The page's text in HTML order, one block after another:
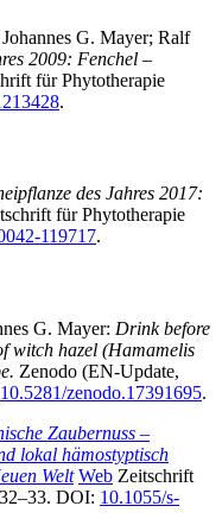
G. Mayer; Ralf
2009: Fenchel –
für Phytotherapie
.
des Jahres 2017:
für Phytotherapie
119717.
G. Mayer: Drink before
witch hazel (Hamamelis
Zenodo (EN‑Update,
10.5281/zenodo.17391695.
Zaubernuss –
lokal hämostyptisch
Welt Web Zeitschrift
DOI: 10.1055/s-